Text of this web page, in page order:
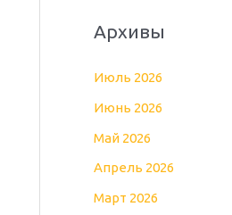
Архивы
Июль 2026
Июнь 2026
Май 2026
Апрель 2026
Март 2026